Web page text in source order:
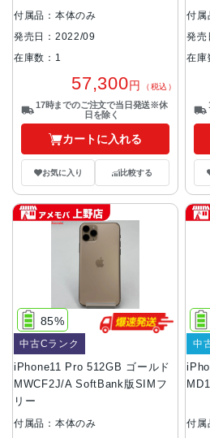
付属品：本体のみ
発売日：2022/09
在庫数：1
57,300円 （税込）
17時までのご注文で当日発送※休
日を除く
カートに入れる
お気に入り 比較する
付属
発売
在庫
iPhone11 Pro 512GB ゴールド
MWCF2J/A SoftBank版SIMフ
リー
85%
中古Cランク
付属品：本体のみ
中
付属